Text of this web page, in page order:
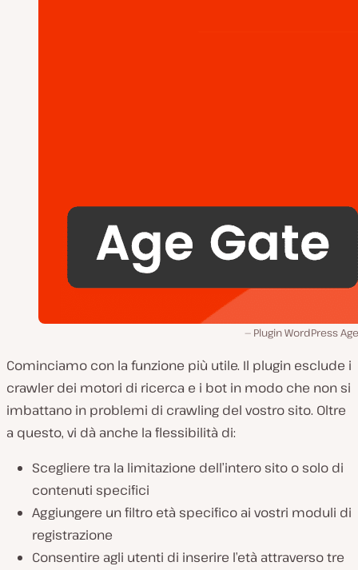
Plugin WordPress
Cominciamo con la funzione più utile. Il plugin esclude i
crawler dei motori di ricerca e i bot in modo che non si
imbattano in problemi di crawling del vostro sito. Oltre
a questo, vi dà anche la flessibilità di:
Scegliere tra la limitazione dell’intero sito o solo di
contenuti specifici
Aggiungere un filtro età specifico ai vostri moduli di
registrazione
Consentire agli utenti di inserire l’età attraverso tre